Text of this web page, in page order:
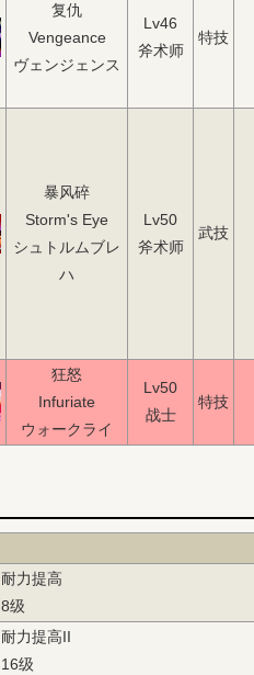
复仇
Vengeance
ヴェンジェンス
Lv46
斧术师
特技
暴风碎
Storm's Eye
シュトルムブレ
ハ
Lv50
斧术师
武技
狂怒
Infuriate
ウォークライ
Lv50
战士
特技
耐力提高
8级
耐力提高II
16级